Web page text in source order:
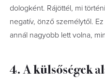
dologként. Rájöttél, mi
negatív, önző személytől.
annál nagyobb lett volna,
4. A külsőségek